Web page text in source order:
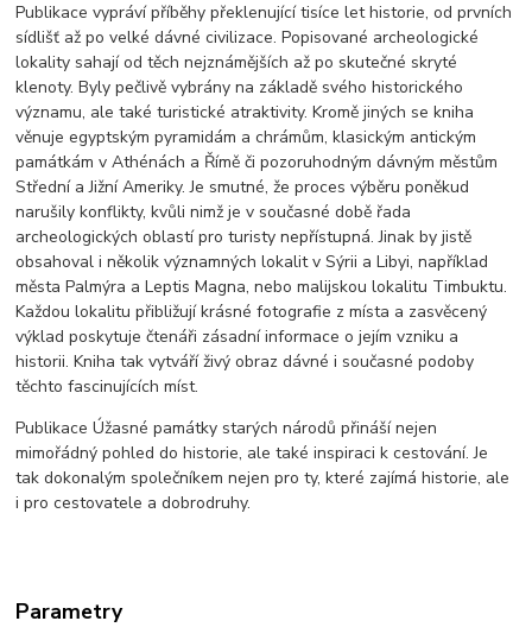
Publikace vypráví příběhy překlenující tisíce let historie, od prvních
sídlišť až po velké dávné civilizace. Popisované archeologické
lokality sahají od těch nejznámějších až po skutečné skryté
klenoty. Byly pečlivě vybrány na základě svého historického
významu, ale také turistické atraktivity. Kromě jiných se kniha
věnuje egyptským pyramidám a chrámům, klasickým antickým
památkám v Athénách a Římě či pozoruhodným dávným městům
Střední a Jižní Ameriky. Je smutné, že proces výběru poněkud
narušily konflikty, kvůli nimž je v současné době řada
archeologických oblastí pro turisty nepřístupná. Jinak by jistě
obsahoval i několik významných lokalit v Sýrii a Libyi, například
města Palmýra a Leptis Magna, nebo malijskou lokalitu Timbuktu.
Každou lokalitu přibližují krásné fotografie z místa a zasvěcený
výklad poskytuje čtenáři zásadní informace o jejím vzniku a
historii. Kniha tak vytváří živý obraz dávné i současné podoby
těchto fascinujících míst.
Publikace Úžasné památky starých národů přináší nejen
mimořádný pohled do historie, ale také inspiraci k cestování. Je
tak dokonalým společníkem nejen pro ty, které zajímá historie, ale
i pro cestovatele a dobrodruhy.
Parametry